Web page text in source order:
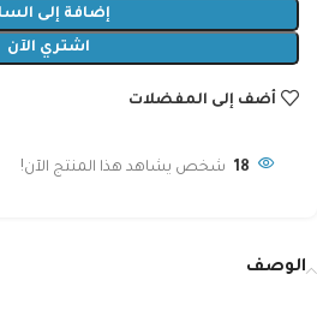
إضافة إلى
اشتري الآن
أضف إلى المفضلات
18 شخص يشاهد هذا المنتج الآن!
الوصف